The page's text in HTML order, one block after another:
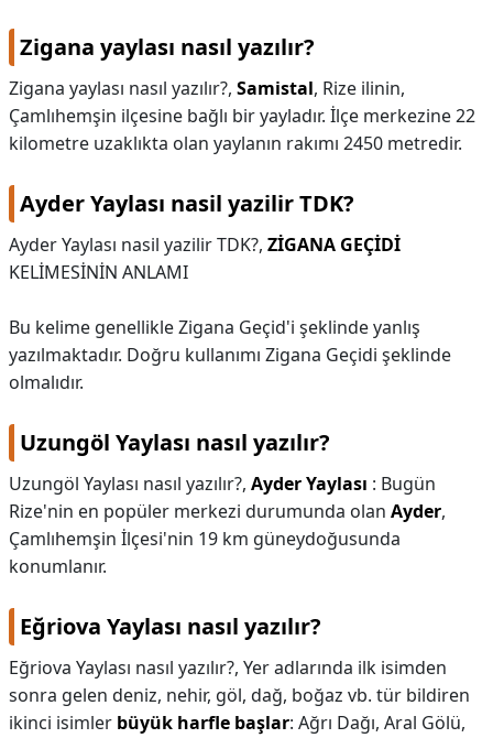
Zigana yaylası nasıl yazılır?
Zigana yaylası nasıl yazılır?, Samistal, Rize ilinin,
Çamlıhemşin ilçesine bağlı bir yayladır. İlçe merkezine 22
kilometre uzaklıkta olan yaylanın rakımı 2450 metredir.
Ayder Yaylası nasil yazilir TDK?
Ayder Yaylası nasil yazilir TDK?, ZİGANA GEÇİDİ
KELİMESİNİN ANLAMI
Bu kelime genellikle Zigana Geçid'i şeklinde yanlış
yazılmaktadır. Doğru kullanımı Zigana Geçidi şeklinde
olmalıdır.
Uzungöl Yaylası nasıl yazılır?
Uzungöl Yaylası nasıl yazılır?, Ayder Yaylası : Bugün
Rize'nin en popüler merkezi durumunda olan Ayder,
Çamlıhemşin İlçesi'nin 19 km güneydoğusunda
konumlanır.
Eğriova Yaylası nasıl yazılır?
Eğriova Yaylası nasıl yazılır?, Yer adlarında ilk isimden
sonra gelen deniz, nehir, göl, dağ, boğaz vb. tür bildiren
ikinci isimler büyük harfle başlar: Ağrı Dağı, Aral Gölü,